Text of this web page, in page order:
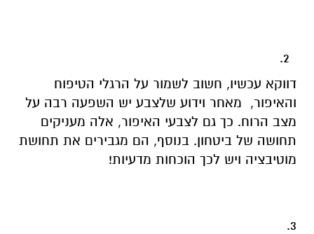
דווקא עכשיו, חשוב לשמור על הרגלי הטיפוח
והאיפור, מאחר וידוע שלצבע יש השפעה רבה על
מצב הרוח. כך גם לצבעי האיפור, אלה מעניקים
תחושה של ביטחון. בנוסף, הם מגבירים את תחושת
מוטיבציה ויש לכך הוכחות מדעיות!
3.